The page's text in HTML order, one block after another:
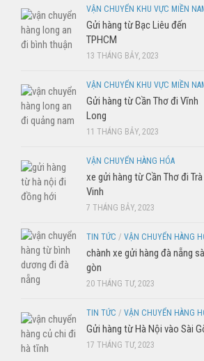
VẬN CHUYỂN KHU VỰC MIỀN
Gửi hàng từ Bạc Liêu đến
TPHCM
13 THÁNG BẢY, 2023
VẬN CHUYỂN KHU VỰC MIỀN
Gửi hàng từ Cần Thơ đi Vĩnh
Long
11 THÁNG BẢY, 2023
VẬN CHUYỂN HÀNG HÓA
xe gửi hàng từ Cần Thơ đi Trà
Vinh
7 THÁNG BẢY, 2023
TIN TỨC / VẬN CHUYỂN HÀNG
chành xe gửi hàng đà nẵng
gòn
20 THÁNG TƯ, 2023
TIN TỨC / VẬN CHUYỂN HÀNG
Gửi hàng từ Hà Nội vào Sài
17 THÁNG TƯ, 2023